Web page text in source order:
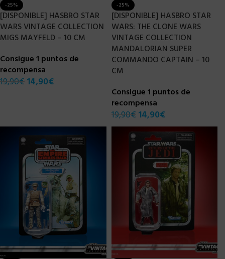
-25%
[DISPONIBLE] HASBRO STAR
WARS VINTAGE COLLECTION
MIGS MAYFELD – 10 CM
Consigue 1 puntos de
recompensa
19,90€ 14,90€
-25%
[DISPONIBLE] HASBRO STAR
WARS: THE CLONE WARS
VINTAGE COLLECTION
MANDALORIAN SUPER
COMMANDO CAPTAIN – 10
CM
Consigue 1 puntos de
recompensa
19,90€ 14,90€